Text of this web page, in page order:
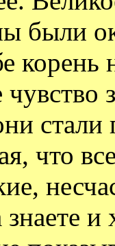
были
что